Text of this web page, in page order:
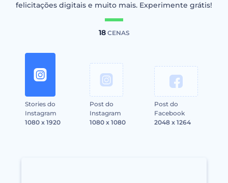
felicitações digitais e muito mais. Experimente grátis!
18CENAS
Stories do
Instagram
1080 x 1920
Post do
Instagram
1080 x 1080
Post do
Facebook
2048 x 1264